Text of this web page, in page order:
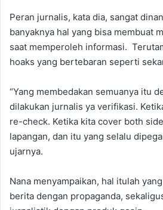
Peran jurnalis, kata dia, sangat
banyaknya hal yang bisa membuat
saat memperoleh informasi.
hoaks yang bertebaran seperti
“Yang membedakan semuanya itu
dilakukan jurnalis ya verifikasi.
re-check. Ketika kita cover both
lapangan, dan itu yang selalu
ujarnya.
Nana menyampaikan, hal itulah
berita dengan propaganda,